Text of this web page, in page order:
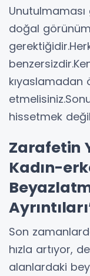
doğal
kıyaslamadan
hissetmek
Zarafetin
Kadın-
Son
hızla artıyor,
alanlardaki